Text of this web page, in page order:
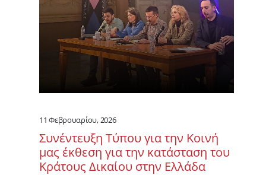
11 Φεβρουαρίου, 2026
Συνέντευξη Τύπου για την Κοινή
μας έκθεση για την κατάσταση του
Κράτους Δικαίου στην Ελλάδα